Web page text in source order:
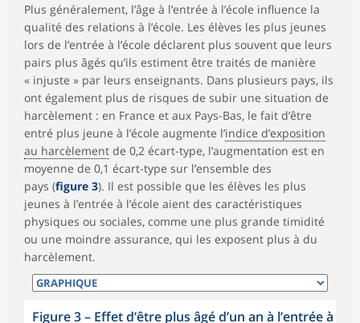
Plus généralement, l’âge à l’entrée à l’école influence la
qualité des relations à l’école. Les élèves les plus jeunes
lors de l’entrée à l’école déclarent plus souvent que leurs
pairs plus âgés qu’ils estiment être traités de manière
« injuste » par leurs enseignants. Dans plusieurs pays, ils
ont également plus de risques de subir une situation de
harcèlement : en France et aux Pays-Bas, le fait d’être
entré plus jeune à l’école augmente l’indice d’exposition
au harcèlement de 0,2 écart-type, l’augmentation est en
moyenne de 0,1 écart-type sur l’ensemble des
pays (figure 3). Il est possible que les élèves les plus
jeunes à l’entrée à l’école aient des caractéristiques
physiques ou sociales, comme une plus grande timidité
ou une moindre assurance, qui les exposent plus à du
harcèlement.
Figure 3 – Effet d’être plus âgé d’un an à l’entrée à